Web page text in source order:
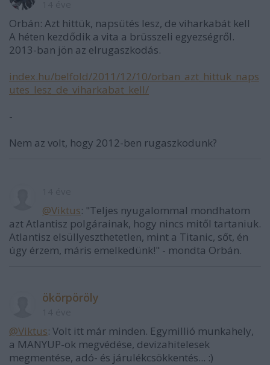
Orbán: Azt hittük, napsütés lesz, de viharkabát kell
A héten kezdődik a vita a brüsszeli egyezségről.
2013-ban jön az elrugaszkodás.
index.hu/belfold/2011/12/10/orban_azt_hittuk_naps
utes_lesz_de_viharkabat_kell/
-
Nem az volt, hogy 2012-ben rugaszkodunk?
@Viktus: "Teljes nyugalommal mondhatom
azt Atlantisz polgárainak, hogy nincs mitől tartaniuk.
Atlantisz elsüllyeszthetetlen, mint a Titanic, sőt, én
úgy érzem, máris emelkedünk!" - mondta Orbán.
ökörpöröly
@Viktus: Volt itt már minden. Egymillió munkahely,
a MANYUP-ok megvédése, devizahitelesek
megmentése, adó- és járulékcsökkentés... :)